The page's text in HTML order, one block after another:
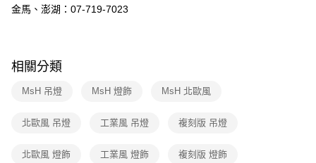
２．訂單成立數日內，您將收到繳費通知簡訊。
後付繳納相關費用。
是否繳費成功／繳費後需取消欲退款等相關疑問，請聯繫「AFTEE先享後付
易，需依本服務之必要範圍內提供個人資料，並將交易相關給付款項請求債
金馬、澎湖：07-719-7023
相關分類
MsH 吊燈 MsH 燈飾 MsH 北歐風
北歐風 吊燈 工業風 吊燈 複刻版 吊燈
北歐風 燈飾 工業風 燈飾 複刻版 燈飾